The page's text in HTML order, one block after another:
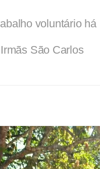
voluntário há
São Carlos